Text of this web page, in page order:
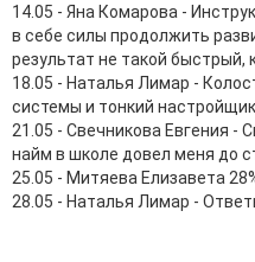
14.05 - Яна Комарова -
в себе силы продолжить
результат не такой быстрый,
18.05 - Наталья Лимар -
системы и тонкий
21.05 - Свечникова Евгения -
найм в школе довел меня до
25.05 - Митяева Елизавета
28.05 - Наталья Лимар -